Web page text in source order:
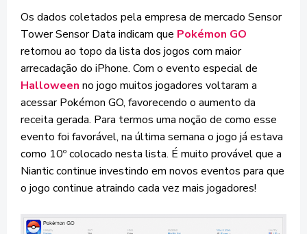
Os dados coletados pela empresa de mercado Sensor
Tower Sensor Data indicam que Pokémon GO
retornou ao topo da lista dos jogos com maior
arrecadação do iPhone. Com o evento especial de
Halloween no jogo muitos jogadores voltaram a
acessar Pokémon GO, favorecendo o aumento da
receita gerada. Para termos uma noção de como esse
evento foi favorável, na última semana o jogo já estava
como 10º colocado nesta lista. É muito provável que a
Niantic continue investindo em novos eventos para que
o jogo continue atraindo cada vez mais jogadores!